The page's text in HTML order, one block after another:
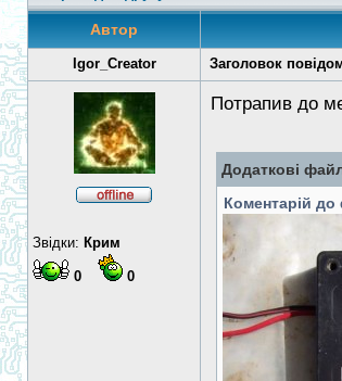
Автор
Igor_Creator Заголовок
Звідки: Крим
0 0
Потрапив до
Додаткові
Коментарій